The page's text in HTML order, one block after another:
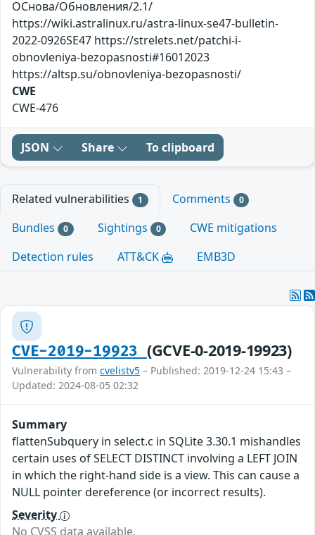
ОСнова/Обновления/2.1/
https://wiki.astralinux.ru/astra-linux-se47-bulletin-
2022-0926SE47 https://strelets.net/patchi-i-
obnovleniya-bezopasnosti#16012023
https://altsp.su/obnovleniya-bezopasnosti/
CWE
CWE-476
JSON Share To clipboard
Related vulnerabilities 1 Comments 0
Bundles 0 Sightings 0
CWE mitigations
Detection rules
ATT&CK EMB3D
CVE-2019-19923 (GCVE-0-2019-19923)
Vulnerability from cvelistv5 – Published: 2019-12-24 15:43 –
Updated: 2024-08-05 02:32
Summary
flattenSubquery in select.c in SQLite 3.30.1 mishandles
certain uses of SELECT DISTINCT involving a LEFT JOIN
in which the right-hand side is a view. This can cause a
NULL pointer dereference (or incorrect results).
Severity
No CVSS data available.